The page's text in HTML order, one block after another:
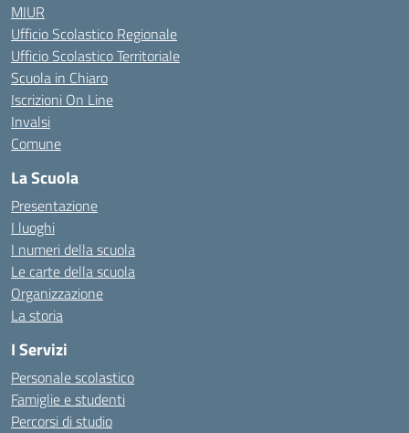
MIUR
Ufficio Scolastico Regionale
Ufficio Scolastico Territoriale
Scuola in Chiaro
Iscrizioni On Line
Invalsi
Comune
La Scuola
Presentazione
I luoghi
I numeri della scuola
Le carte della scuola
Organizzazione
La storia
I Servizi
Personale scolastico
Famiglie e studenti
Percorsi di studio